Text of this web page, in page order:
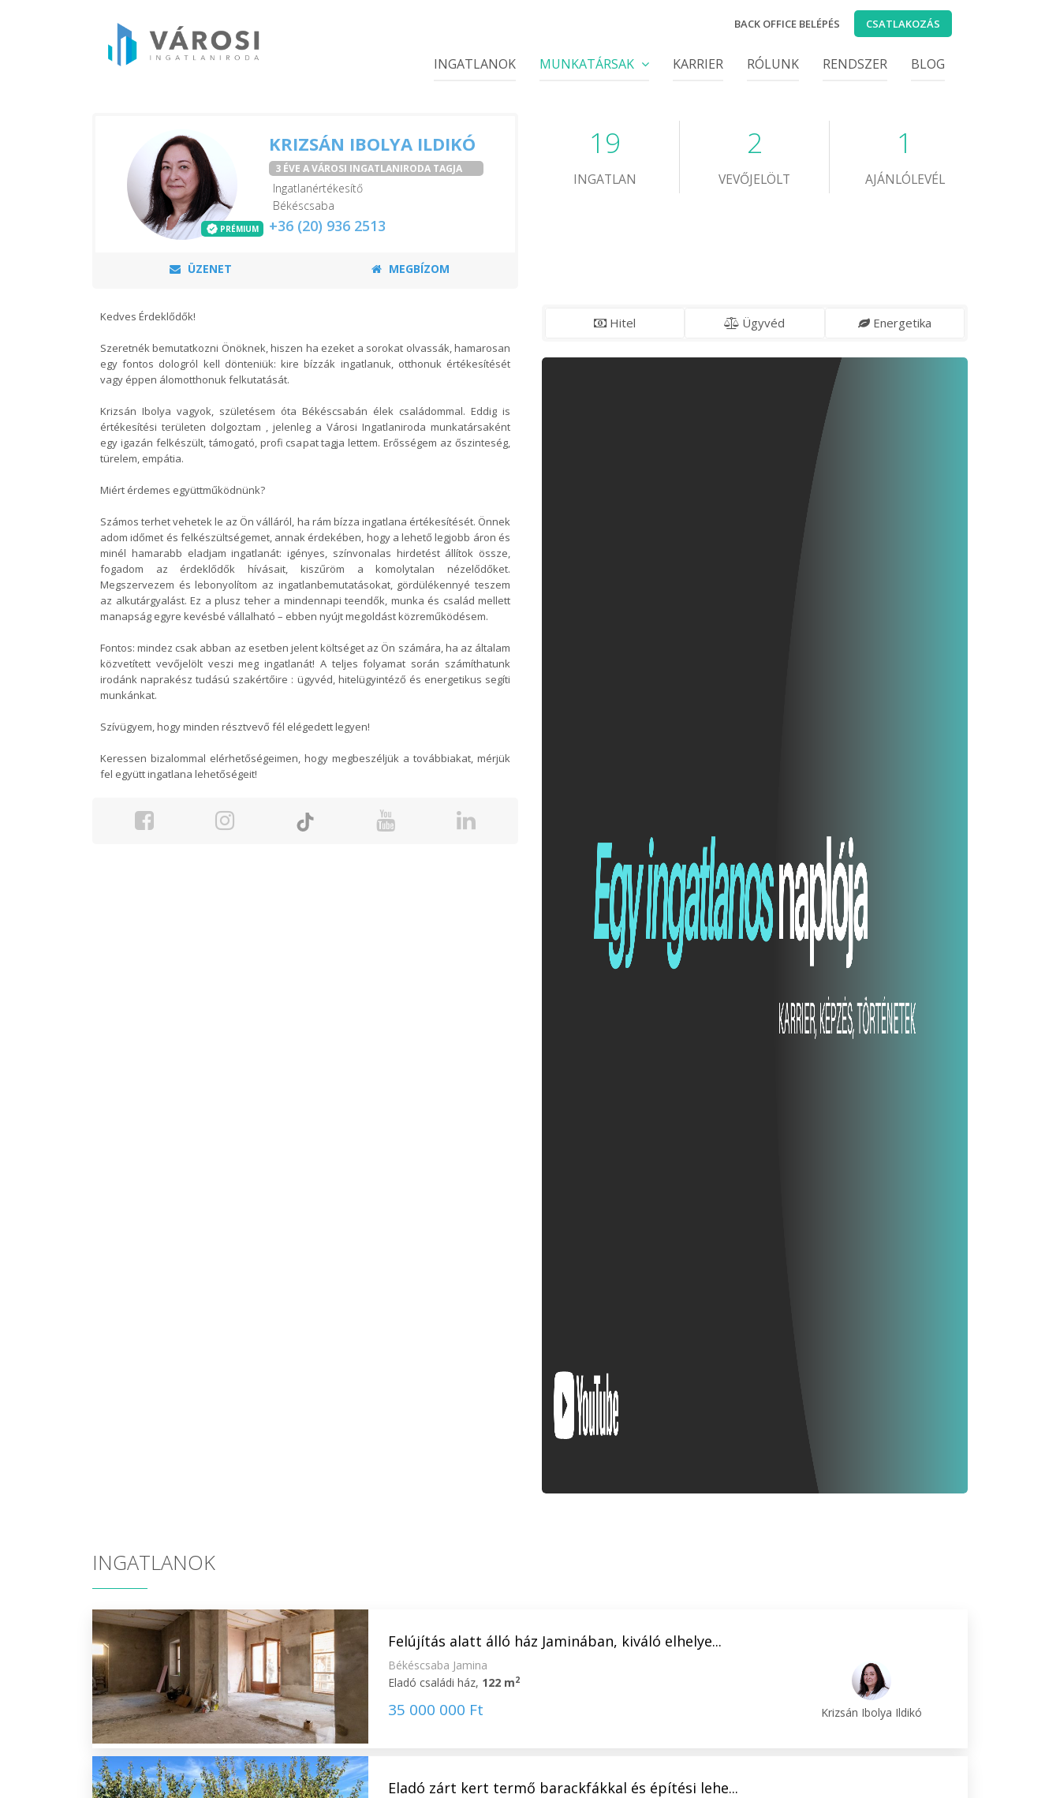
BACK OFFICE BELÉPÉS CSATLAKOZÁS
INGATLANOK MUNKATÁRSAK KARRIER RÓLUNK RENDSZER BLOG
PRÉMIUM
KRIZSÁN IBOLYA ILDIKÓ
3 ÉVE A VÁROSI INGATLANIRODA TAGJA
Ingatlanértékesítő
Békéscsaba
+36 (20) 936 2513
ÜZENET MEGBÍZOM
19
INGATLAN
2
VEVŐJELÖLT
1
AJÁNLÓLEVÉL
Kedves Érdeklődők!
Szeretnék bemutatkozni Önöknek, hiszen ha ezeket a sorokat olvassák, hamarosan
egy fontos dologról kell dönteniük: kire bízzák ingatlanuk, otthonuk értékesítését
vagy éppen álomotthonuk felkutatását.
Krizsán Ibolya vagyok, születésem óta Békéscsabán élek családommal. Eddig is
értékesítési területen dolgoztam , jelenleg a Városi Ingatlaniroda munkatársaként
egy igazán felkészült, támogató, profi csapat tagja lettem. Erősségem az őszinteség,
türelem, empátia.
Miért érdemes együttműködnünk?
Számos terhet vehetek le az Ön válláról, ha rám bízza ingatlana értékesítését. Önnek
adom időmet és felkészültségemet, annak érdekében, hogy a lehető legjobb áron és
minél hamarabb eladjam ingatlanát: igényes, színvonalas hirdetést állítok össze,
fogadom az érdeklődők hívásait, kiszűröm a komolytalan nézelődőket.
Megszervezem és lebonyolítom az ingatlanbemutatásokat, gördülékennyé teszem
az alkutárgyalást. Ez a plusz teher a mindennapi teendők, munka és család mellett
manapság egyre kevésbé vállalható – ebben nyújt megoldást közreműködésem.
Fontos: mindez csak abban az esetben jelent költséget az Ön számára, ha az általam
közvetített vevőjelölt veszi meg ingatlanát! A teljes folyamat során számíthatunk
irodánk naprakész tudású szakértőire : ügyvéd, hitelügyintéző és energetikus segíti
munkánkat.
Szívügyem, hogy minden résztvevő fél elégedett legyen!
Keressen bizalommal elérhetőségeimen, hogy megbeszéljük a továbbiakat, mérjük
fel együtt ingatlana lehetőségeit!
Hitel Ügyvéd Energetika
INGATLANOK
Felújítás alatt álló ház Jaminában, kiváló elhelye...
Békéscsaba Jamina
Eladó családi ház, 122 m2
35 000 000 Ft Krizsán Ibolya Ildikó
Eladó zárt kert termő barackfákkal és építési lehe...